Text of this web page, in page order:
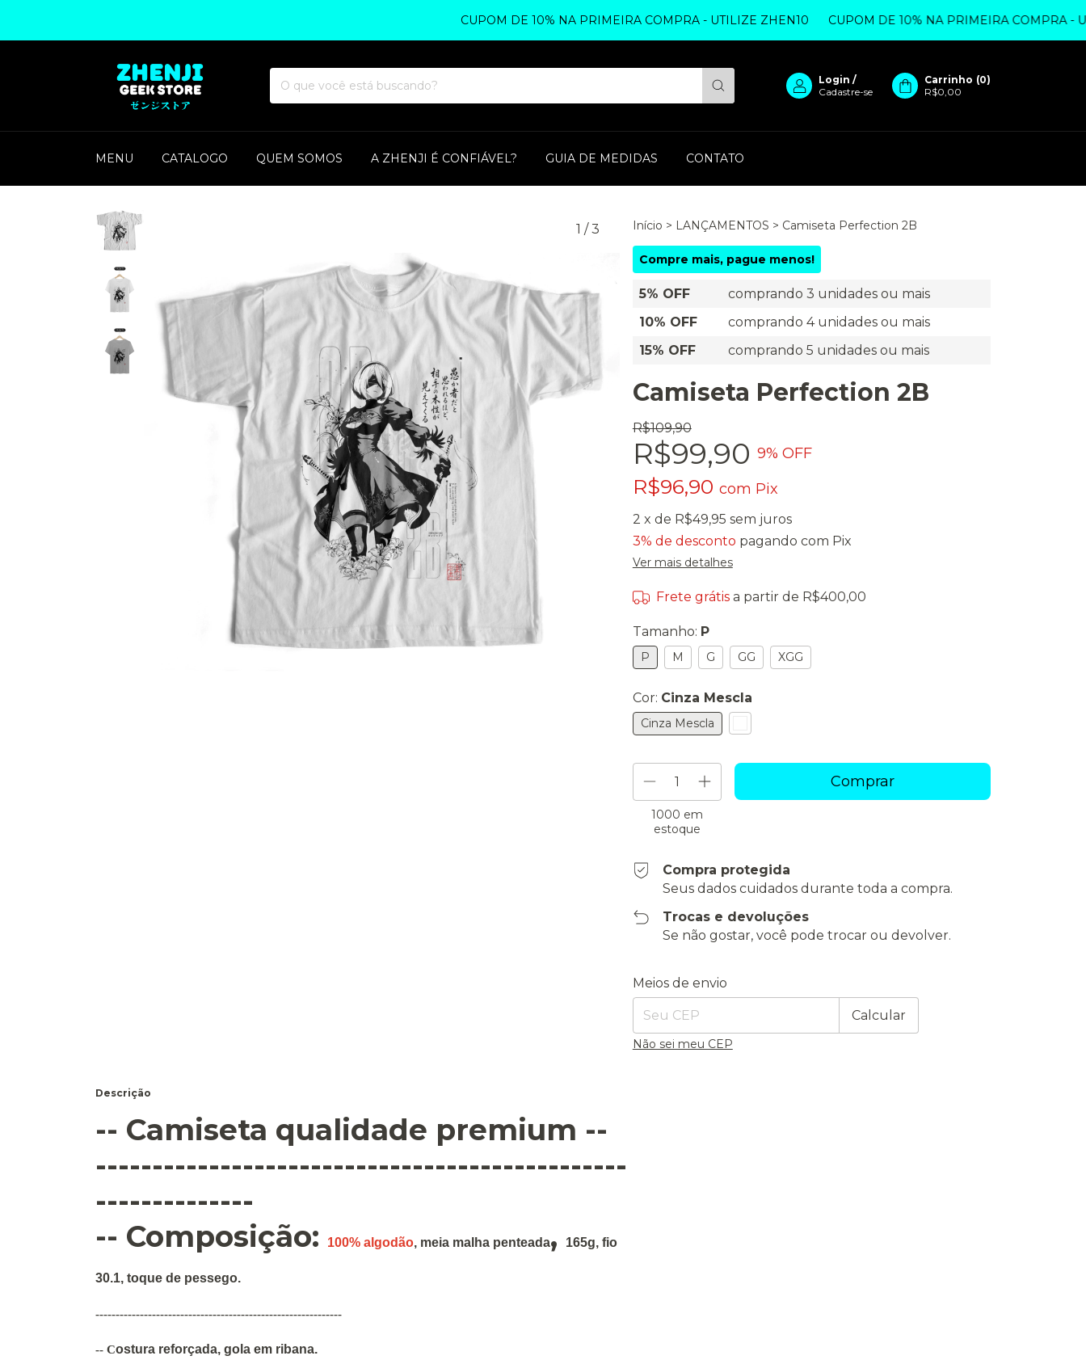
CUPOM DE 10% NA PRIMEIRA COMPRA - UTILIZE ZHEN10 CUPOM DE 10% NA PRIMEIRA COMPRA -
Login /
Cadastre-se
Carrinho (0)
R$0,00
MENU CATALOGO QUEM SOMOS A ZHENJI É CONFIÁVEL? GUIA DE MEDIDAS CONTATO
1 /3 Início > LANÇAMENTOS > Camiseta Perfection 2B
Compre mais, pague menos!
5% OFF
comprando 3 unidades ou mais
10% OFF
comprando 4 unidades ou mais
15% OFF
comprando 5 unidades ou mais
Camiseta Perfection 2B
R$109,90
R$99,90 9% OFF
R$96,90 com Pix
2 x de R$49,95 sem juros
3% de desconto pagando com Pix
Ver mais detalhes
Frete grátis a partir de R$400,00
Tamanho: P
P M G GG XGG
Cor: Cinza Mescla
Cinza Mescla
1000 em
estoque
Compra protegida
Seus dados cuidados durante toda a compra.
Trocas e devoluções
Se não gostar, você pode trocar ou devolver.
Entregas para o CEP:
Meios de envio
Calcular
Não sei meu CEP
Descrição
-- Camiseta qualidade premium --
-----------------------------------------------
--------------
-- Composição:
100% algodão, meia malha penteada, 165g, fio
30.1, toque de pessego.
-------------------------------------------------------------
-- Costura reforçada, gola em ribana.